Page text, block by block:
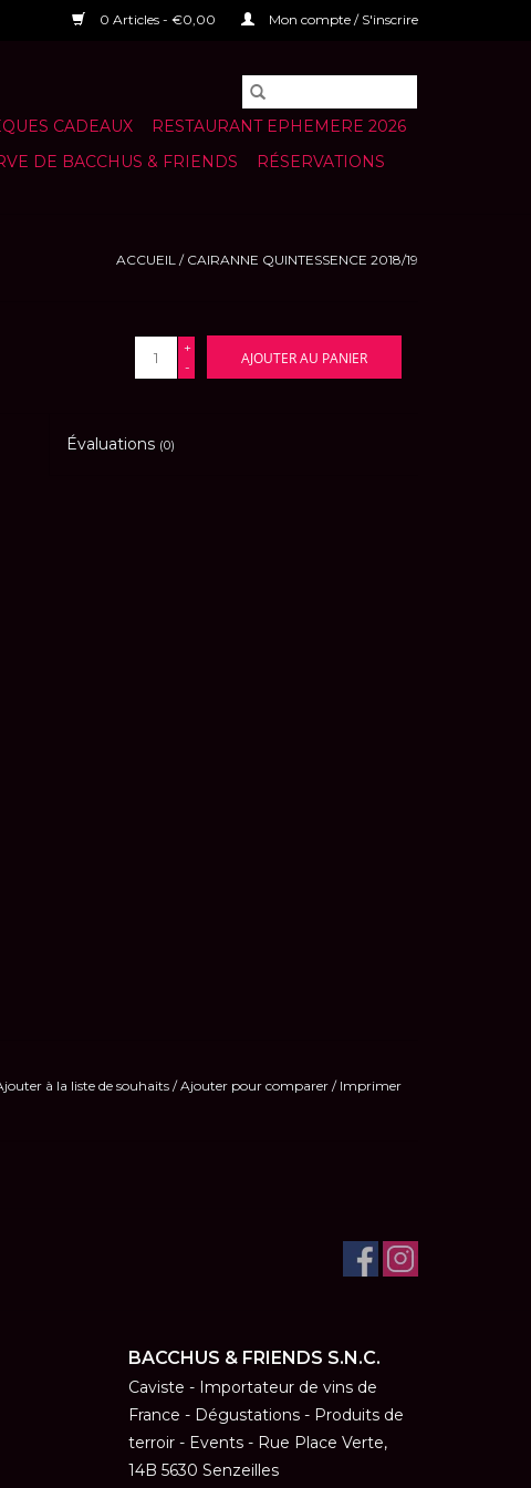
0 Articles - €0,00 Mon compte / S'inscrire
CADEAUX
RESTAURANT EPHEMERE 2026
DE BACCHUS & FRIENDS RÉSERVATIONS
ACCUEIL / CAIRANNE QUINTESSENCE 2018/19
+
-
AJOUTER AU PANIER
Évaluations (0)
à la liste de souhaits /Ajouter pour comparer / Imprimer
BACCHUS & FRIENDS S.N.C.
Caviste - Importateur de vins de
France - Dégustations - Produits de
terroir - Events - Rue Place Verte,
14B 5630 Senzeilles